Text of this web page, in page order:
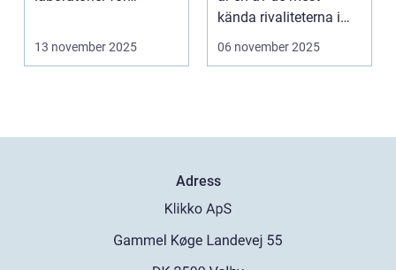
13 november 2025
kända rivaliteterna i
spelvä...
06 november 2025
Adress